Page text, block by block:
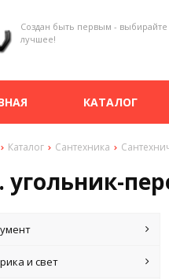
Создан быть первым - выбирайте
лучшее!
КАТАЛОГ
Каталог Сантехника
угольник-
и свет